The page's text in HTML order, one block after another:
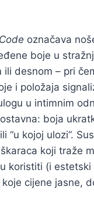
označava
boje u
ili desnom – pri
i položaja
u intimnim
boja
“u kojoj ulozi”.
koji traže
koristiti (i
cijene jasne,